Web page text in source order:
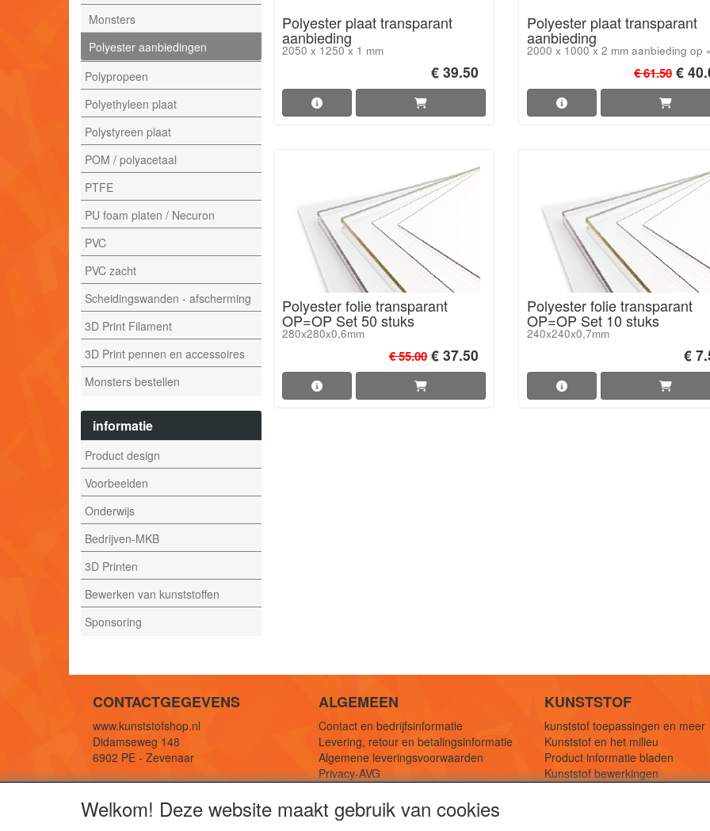
Monsters
Polyester aanbiedingen
Polypropeen
Polyethyleen plaat
Polystyreen plaat
POM / polyacetaal
PTFE
PU foam platen / Necuron
PVC
PVC zacht
Scheidingswanden - afscherming
3D Print Filament
3D Print pennen en accessoires
Monsters bestellen
informatie
Product design
Voorbeelden
Onderwijs
Bedrijven-MKB
3D Printen
Bewerken van kunststoffen
Sponsoring
Polyester plaat transparant
aanbieding
2050 x 1250 x 1 mm
€ 39.50
Polyester plaat transparant
aanbieding
2000 x 1000 x 2 mm aanbieding op
€ 61.50 €
Polyester folie transparant
OP=OP Set 50 stuks
280x280x0,6mm
€ 55.00 € 37.50
Polyester folie transparant
OP=OP Set 10 stuks
240x240x0,7mm
€
CONTACTGEGEVENS
www.kunststofshop.nl
Didamseweg 148
6902 PE - Zevenaar
Telefoon: +31 (0) 316 241 994
ALGEMEEN
Contact en bedrijfsinformatie
Levering, retour en betalingsinformatie
Algemene leveringsvoorwaarden
Privacy-AVG
KUNSTSTOF
kunststof toepassingen en meer
Kunststof en het milieu
Product informatie bladen
Kunststof bewerkingen
Welkom! Deze website maakt gebruik van cookies